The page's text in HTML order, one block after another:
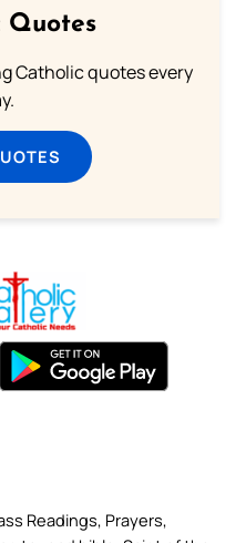
Quotes
Catholic quotes every
Readings, Prayers,